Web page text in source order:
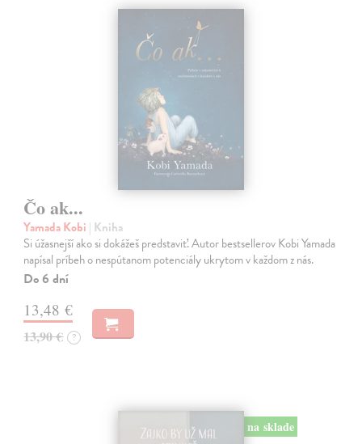
Čo ak...
Yamada Kobi | Kniha
Si úžasnejší ako si dokážeš predstaviť. Autor bestsellerov Kobi Yamada
napísal príbeh o nespútanom potenciály ukrytom v každom z nás.
Do 6 dní
13,48 €
13,90 € ?
na sklade